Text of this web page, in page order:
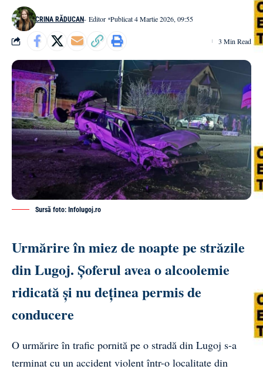
CRINA RĂDUCAN- Editor Publicat 4 Martie 2026, 09:55
3 Min Read
Sursă foto: Infolugoj.ro
Urmărire în miez de noapte pe străzile
din Lugoj. Șoferul avea o alcoolemie
ridicată și nu deținea permis de
conducere
O urmărire în trafic pornită pe o stradă din Lugoj s-a
terminat cu un accident violent într-o localitate din